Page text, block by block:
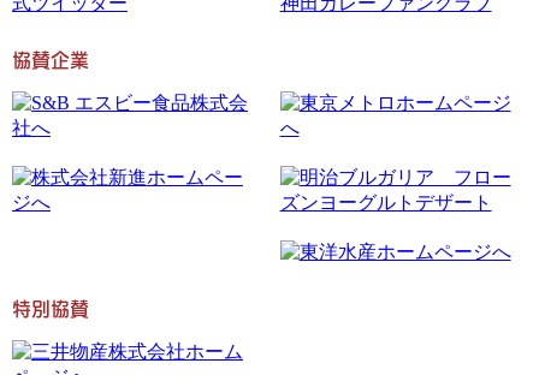
協賛企業
特別協賛